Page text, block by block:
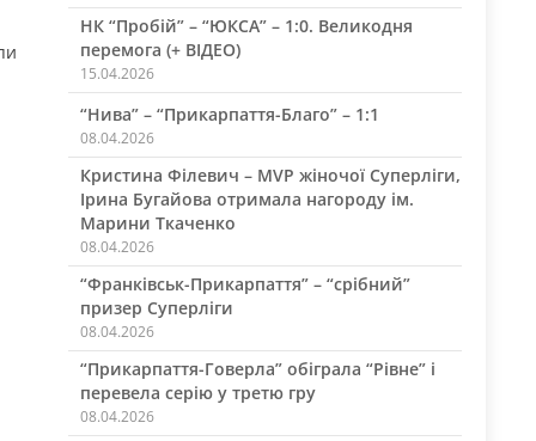
НК “Пробій” – “ЮКСА” – 1:0. Великодня
перемога (+ ВІДЕО)
15.04.2026
“Нива” – “Прикарпаття-Благо” – 1:1
08.04.2026
Кристина Філевич – MVP жіночої Суперліги,
Ірина Бугайова отримала нагороду ім.
Марини Ткаченко
08.04.2026
“Франківськ-Прикарпаття” – “срібний”
призер Суперліги
08.04.2026
“Прикарпаття-Говерла” обіграла “Рівне” і
перевела серію у третю гру
08.04.2026